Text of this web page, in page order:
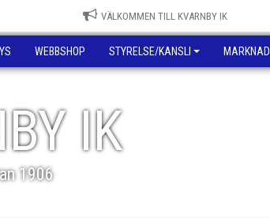
VÄLKOMMEN TILL KVARNBY IK
WEBBSHOP STYRELSE/KANSLI MARKNAD
IK
1906